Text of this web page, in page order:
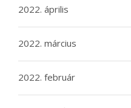
2022. április
2022. március
2022. február